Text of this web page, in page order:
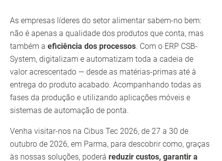
As empresas líderes do setor alimentar sabem-no bem:
não é apenas a qualidade dos produtos que conta, mas
também a eficiência dos processos. Com o ERP CSB-
System, digitalizam e automatizam toda a cadeia de
valor acrescentado — desde as matérias-primas até à
entrega do produto acabado. Acompanhando todas as
fases da produção e utilizando aplicações móveis e
sistemas de automação de ponta.
Venha visitar-nos na Cibus Tec 2026, de 27 a 30 de
outubro de 2026, em Parma, para descobrir como, graças
às nossas soluções, poderá reduzir custos, garantir a